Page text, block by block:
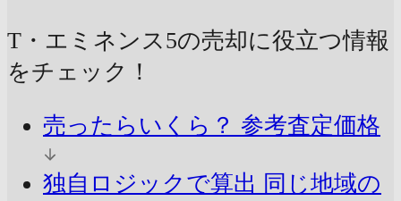
T・エミネンス5の売却に役立つ情報
をチェック！
売ったらいくら？ 参考査定価格
独自ロジックで算出 同じ地域の